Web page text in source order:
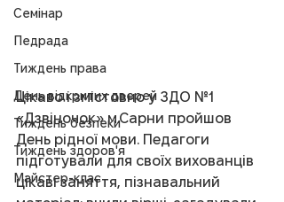
Семінар
Педрада
Тиждень права
День відкритих дверей
Тиждень безпеки
Тиждень здоров'я
Майстер-клас
Цікаво і змістовно у ЗДО №1
«Дзвіночок» м.Сарни пройшов
День рідної мови. Педагоги
підготували для своїх вихованців
цікаві заняття, пізнавальний